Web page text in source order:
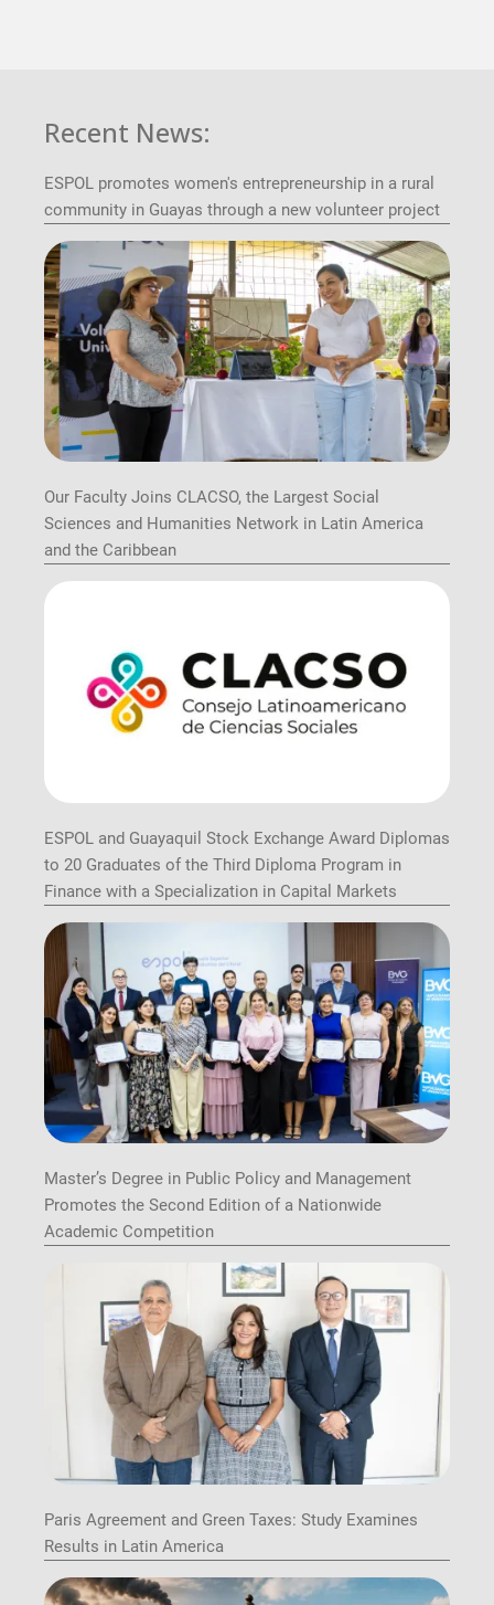
Recent News:
ESPOL promotes women's entrepreneurship in a rural
community in Guayas through a new volunteer project
Our Faculty Joins CLACSO, the Largest Social
Sciences and Humanities Network in Latin America
and the Caribbean
ESPOL and Guayaquil Stock Exchange Award Diplomas
to 20 Graduates of the Third Diploma Program in
Finance with a Specialization in Capital Markets
Master’s Degree in Public Policy and Management
Promotes the Second Edition of a Nationwide
Academic Competition
Paris Agreement and Green Taxes: Study Examines
Results in Latin America